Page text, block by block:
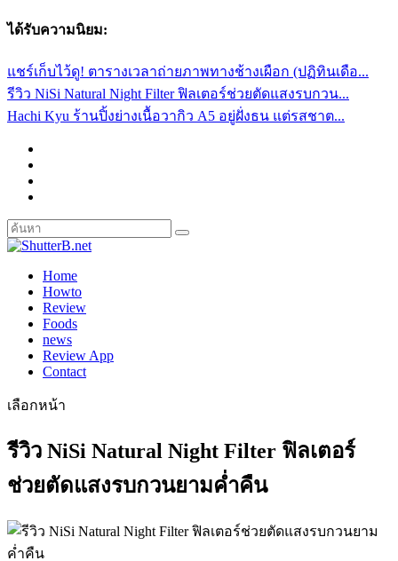
ได้รับความนิยม:
แชร์เก็บไว้ดู! ตารางเวลาถ่ายภาพทางช้างเผือก (ปฏิทินเดือ...
รีวิว NiSi Natural Night Filter ฟิลเตอร์ช่วยตัดแสงรบกวน...
Hachi Kyu ร้านปิ้งย่างเนื้อวากิว A5 อยู่ฝั่งธน แต่รสชาต...
Home
Howto
Review
Foods
news
Review App
Contact
เลือกหน้า
รีวิว NiSi Natural Night Filter ฟิลเตอร์
ช่วยตัดแสงรบกวนยามค่ำคืน